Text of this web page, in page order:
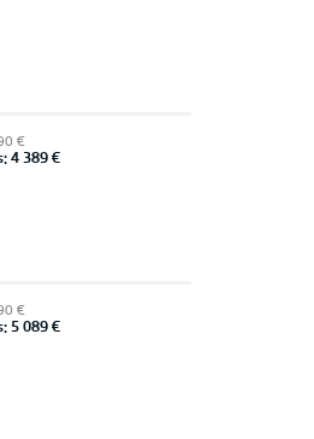
€
4 389 €
€
5 089 €